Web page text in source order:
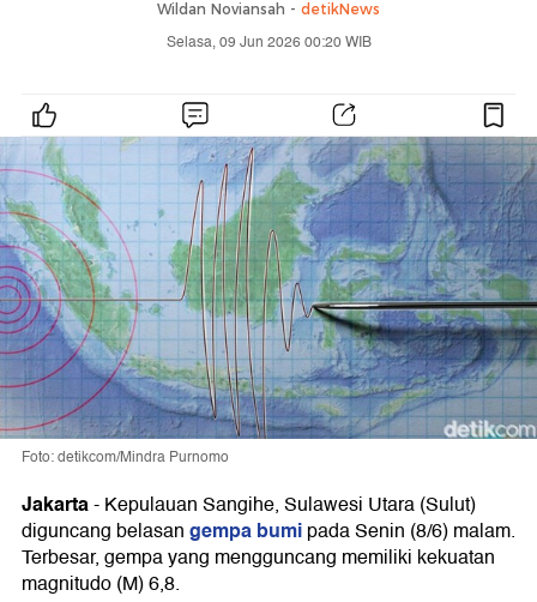
Wildan Noviansah - detikNews
Selasa, 09 Jun 2026 00:20 WIB
Foto: detikcom/Mindra Purnomo
Jakarta-Kepulauan Sangihe, Sulawesi Utara (Sulut)
diguncang belasangempa bumipada Senin (8/6) malam.
Terbesar, gempa yang mengguncang memiliki kekuatan
magnitudo (M) 6,8.